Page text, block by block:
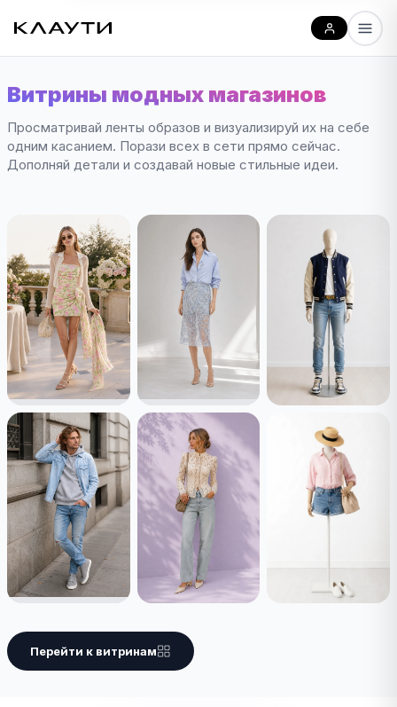
Витрины модных магазинов
Просматривай ленты образов и визуализируй их на себе
одним касанием. Порази всех в сети прямо сейчас.
Дополняй детали и создавай новые стильные идеи.
Перейти к витринам